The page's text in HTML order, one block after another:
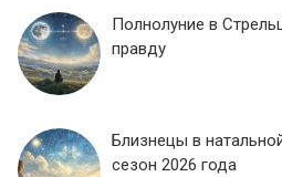
Полнолуние в
правду
Близнецы в
сезон 2026 года